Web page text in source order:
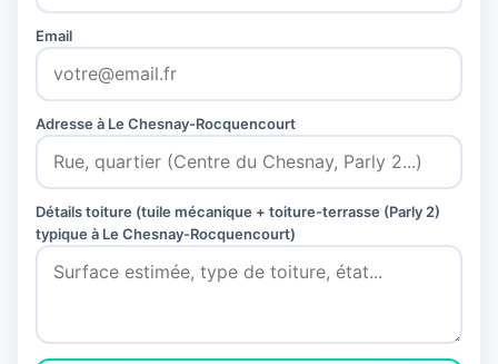
Email
Adresse à Le Chesnay-Rocquencourt
Détails toiture (tuile mécanique + toiture-terrasse (Parly 2)
typique à Le Chesnay-Rocquencourt)